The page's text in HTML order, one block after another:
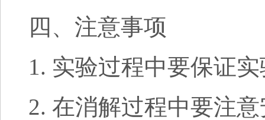
四、注意事项
1. 实验过程中要保证
2. 在消解过程中要注